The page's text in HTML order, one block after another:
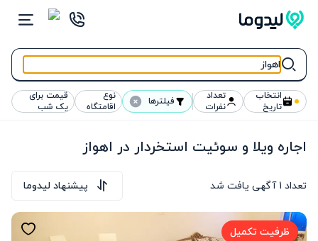
انتخاب
تاریخ
تعداد
نفرات فیلترها نوع
اقامتگاه
قیمت برای
یک شب
اجاره ویلا و سوئیت استخردار در اهواز
تعداد 1آگهی یافت شد پیشنهاد لیدوما
ظرفیت تکمیل